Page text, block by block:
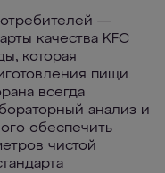
—
качества KFC
которая
пищи.
всегда
анализ и
обеспечить
чистой